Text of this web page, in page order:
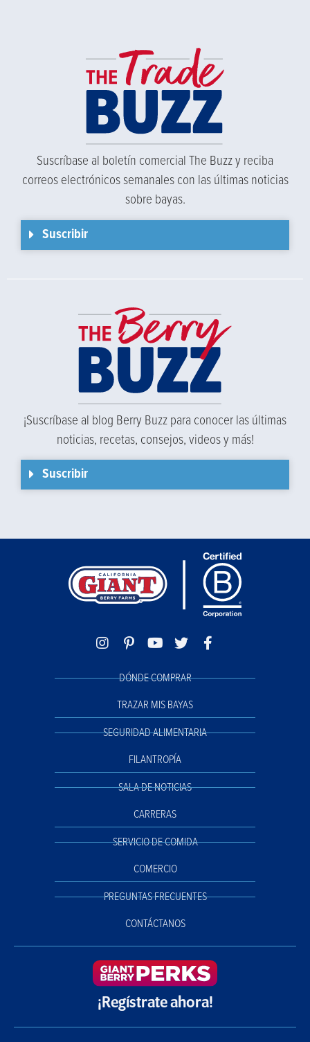
Suscríbase al boletín comercial The Buzz y reciba
correos electrónicos semanales con las últimas noticias
sobre bayas.
Suscribir
¡Suscríbase al blog Berry Buzz para conocer las últimas
noticias, recetas, consejos, videos y más!
Suscribir
DÓNDE COMPRAR
TRAZAR MIS BAYAS
SEGURIDAD ALIMENTARIA
FILANTROPÍA
SALA DE NOTICIAS
CARRERAS
SERVICIO DE COMIDA
COMERCIO
PREGUNTAS FRECUENTES
CONTÁCTANOS
¡Regístrate ahora!